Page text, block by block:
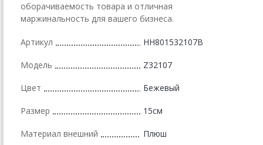
оборачиваемость товара и отличная
маржинальность для вашего бизнеса.
Артикул HH801532107B
Модель Z32107
Цвет Бежевый
Размер 15см
Материал внешний Плюш